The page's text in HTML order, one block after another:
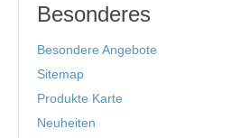
Besonderes
Besondere Angebote
Sitemap
Produkte Karte
Neuheiten